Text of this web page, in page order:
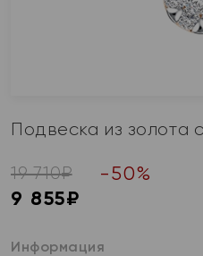
Подвеска из золота
19 710₽ -50%
9 855₽
Информация